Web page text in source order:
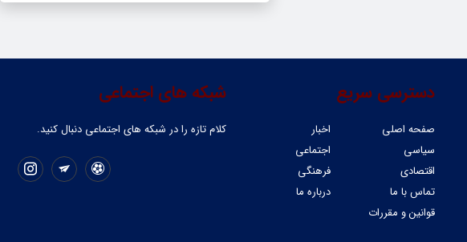
شبکه های اجتماعی
کلام تازه را در شبکه ‌های اجتماعی دنبال کنید.
دسترسی سریع
صفحه اصلی
اخبار
سیاسی
اجتماعی
اقتصادی
فرهنگی
تماس با ما
درباره ما
قوانین و مقررات